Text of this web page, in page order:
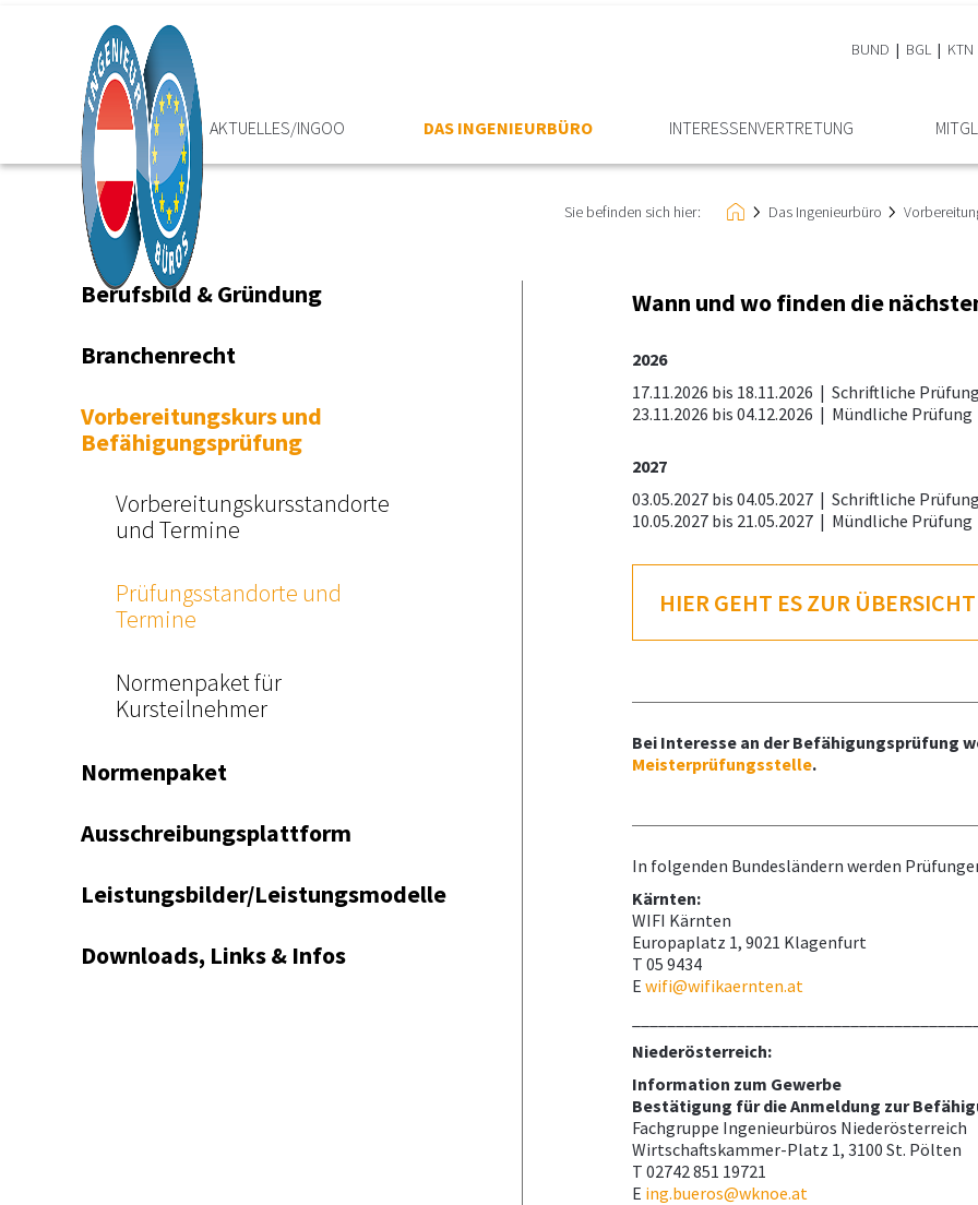
BUND BGL KTN
HOME AKTUELLES/INGOO DAS INGENIEURBÜRO INTERESSEN­VERTRETUNG
Sie befinden sich hier: Das Ingenieurbüro
Berufsbild & Gründung
Branchenrecht
Vorbereitungskurs und
Befähigungsprüfung
Vorbereitungskursstandorte
und Termine
Prüfungsstandorte und
Termine
Normenpaket für
Kursteilnehmer
Normenpaket
Ausschreibungsplattform
Leistungsbilder/Leistungsmodelle
Downloads, Links & Infos
Wann und wo finden die
2026
17.11.2026 bis 18.11.2026 | Schriftliche Prüfung
23.11.2026 bis 04.12.2026 | Mündliche Prüfung
2027
03.05.2027 bis 04.05.2027 | Schriftliche Prüfung
10.05.2027 bis 21.05.2027 | Mündliche Prüfung
HIER GEHT ES ZUR
Bei Interesse an der Befähigungsprüfung
Meisterprüfungsstelle.
In folgenden Bundesländern werden
Kärnten:
WIFI Kärnten
Europaplatz 1, 9021 Klagenfurt
T 05 9434
Ewifi@wifikaernten.at
Niederösterreich:
Information zum Gewerbe
Bestätigung für die Anmeldung zur
Fachgruppe Ingenieurbüros Niederösterreich
Wirtschaftskammer-Platz 1, 3100 St. Pölten
T 02742 851 19721
E ing.bueros@wknoe.at